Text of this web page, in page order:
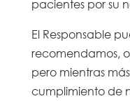
pacientes por su
El Responsable
recomendamos,
pero mientras
cumplimiento de